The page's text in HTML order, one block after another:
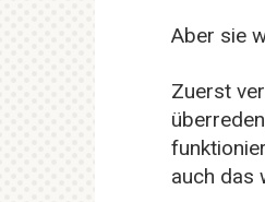
Aber sie
Zuerst
auch das